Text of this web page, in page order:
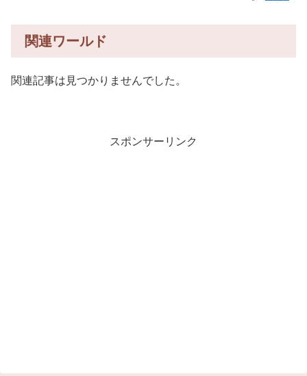
関連ワールド
関連記事は見つかりませんでした。
スポンサーリンク